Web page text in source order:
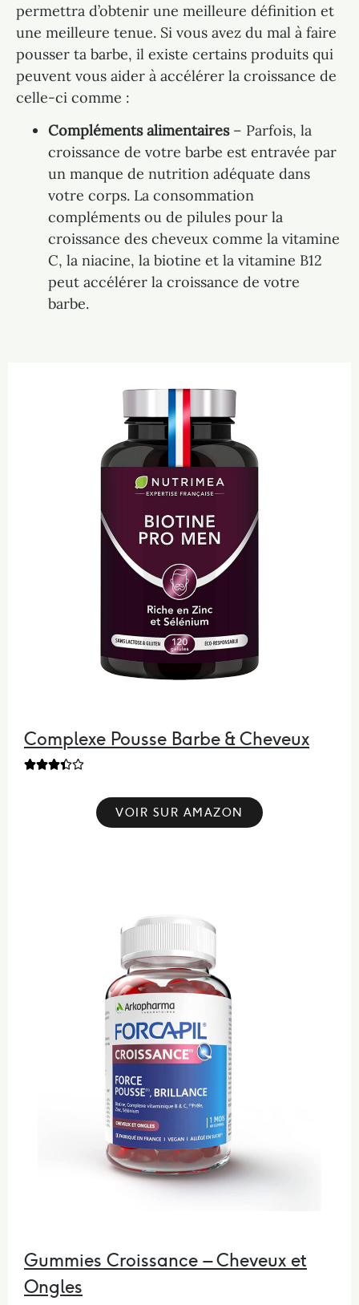
permettra d’obtenir une meilleure définition et
une meilleure tenue. Si vous avez du mal à faire
pousser ta barbe, il existe certains produits qui
peuvent vous aider à accélérer la croissance de
celle-ci comme :
Compléments alimentaires– Parfois, la
croissance de votre barbe est entravée par
un manque de nutrition adéquate dans
votre corps. La consommation
compléments ou de pilules pour la
croissance des cheveux comme la vitamine
C, la niacine, la biotine et la vitamine B12
peut accélérer la croissance de votre
barbe.
Complexe Pousse Barbe & Cheveux

VOIR SUR AMAZON
Gummies Croissance – Cheveux et
Ongles